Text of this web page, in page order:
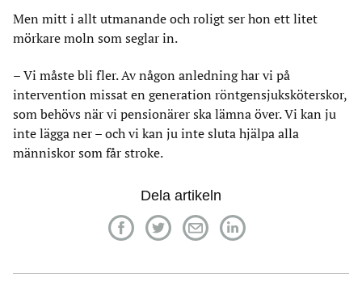
Men mitt i allt utmanande och roligt ser hon ett litet
mörkare moln som seglar in.
– Vi måste bli fler. Av någon anledning har vi på
intervention missat en generation röntgensjuksköterskor,
som behövs när vi pensionärer ska lämna över. Vi kan ju
inte lägga ner – och vi kan ju inte sluta hjälpa alla
människor som får stroke.
Dela artikeln